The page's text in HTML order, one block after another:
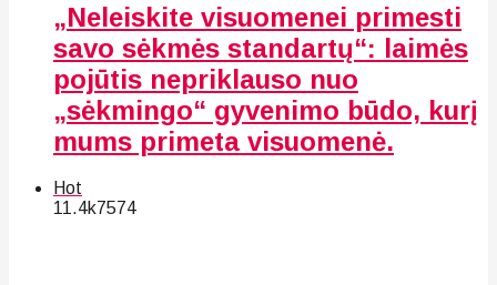
„Neleiskite visuomenei primesti
savo sėkmės standartų“: laimės
pojūtis nepriklauso nuo
„sėkmingo“ gyvenimo būdo, kurį
mums primeta visuomenė.
Hot
11.4k7574